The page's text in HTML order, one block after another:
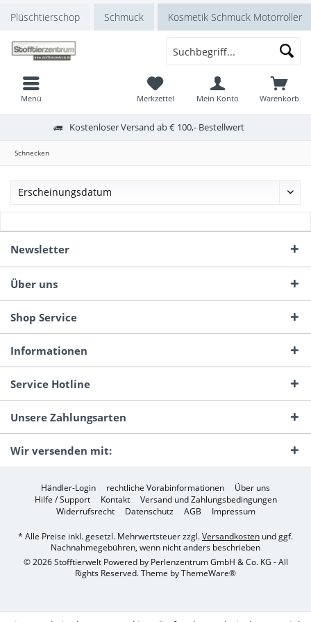
Plüschtierschop Schmuck Kosmetik Schmuck Motorroller
Menü Warenkorb
Merkzettel Mein Konto
Kostenloser Versand ab € 100,- Bestellwert
Schnecken
Newsletter
Über uns
Shop Service
Informationen
Service Hotline
Unsere Zahlungsarten
Wir versenden mit:
Händler-Login rechtliche Vorabinformationen
Über uns
Hilfe / Support
Kontakt
Versand und Zahlungsbedingungen
Widerrufsrecht
Datenschutz AGB Impressum
* Alle Preise inkl. gesetzl. Mehrwertsteuer zzgl.Versandkosten und ggf.
Nachnahmegebühren, wenn nicht anders beschrieben
© 2026 Stofftierwelt Powered by Perlenzentrum GmbH & Co. KG - All
Rights Reserved. Theme byThemeWare®